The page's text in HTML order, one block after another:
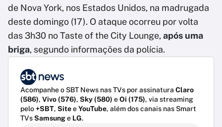
de Nova York, nos Estados Unidos, na madrugada
deste domingo (17). O ataque ocorreu por volta
das 3h30 no Taste of the City Lounge, após uma
briga, segundo informações da polícia.
Acompanhe o SBT News nas TVs por assinatura Claro
(586), Vivo (576), Sky (580) eOi (175), via streaming
pelo+SBT, SiteeYouTube, além dos canais nas Smart
TVsSamsunge LG.